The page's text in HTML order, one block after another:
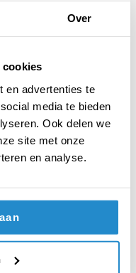
Over
cookies
en advertenties te
media te bieden
Ook delen we
site met onze
en analyse.
van het Wolfert
van het Willem
Uitslag Voorronde